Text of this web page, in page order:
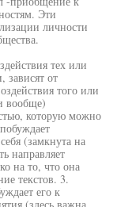
Эти
личности
тех или
от
того или
вообще)
которую можно
(замкнута на
направляет
на то, что она
текстов. 3.
его к